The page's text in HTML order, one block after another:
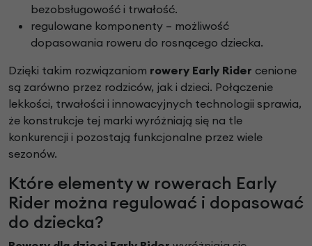
bezobsługowość i trwałość.
regulowane komponenty – możliwość
dopasowania roweru do rosnącego dziecka.
Dzięki takim rozwiązaniom rowery Early Rider cenione
są zarówno przez rodziców, jak i dzieci. Połączenie
lekkości, trwałości i innowacyjnych technologii sprawia,
że konstrukcje tej marki wyróżniają się na tle
konkurencji i pozostają funkcjonalne przez wiele
sezonów.
Które elementy w rowerach Early
Rider można regulować i dopasować
do dziecka?